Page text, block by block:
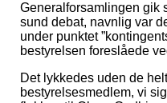
Generalforsamlingen gik
sund debat, navnlig var
under punktet
bestyrelsen foreslåede
Det lykkedes uden de
bestyrelsesmedlem, vi